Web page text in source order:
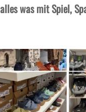
was mit Spiel,